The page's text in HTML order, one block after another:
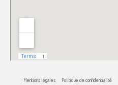
Mentions légales Politique de confidentialité